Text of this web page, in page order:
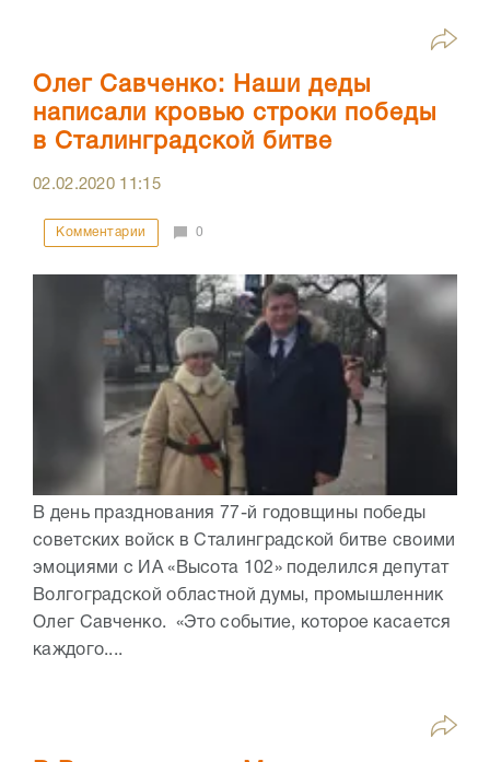
Олег Савченко: Наши деды
написали кровью строки победы
в Сталинградской битве
02.02.2020 11:15
Комментарии 0
В день празднования 77-й годовщины победы
советских войск в Сталинградской битве своими
эмоциями с ИА «Высота 102» поделился депутат
Волгоградской областной думы, промышленник
Олег Савченко. «Это событие, которое касается
каждого....